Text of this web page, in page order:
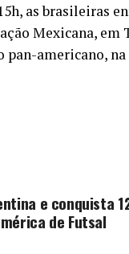
as brasileiras
Mexicana, em
pan-americano,
e conquista
de Futsal